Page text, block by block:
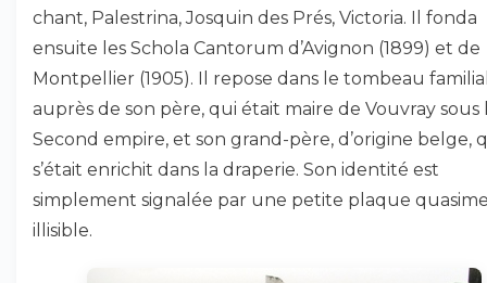
chant, Palestrina, Josquin des Prés, Victoria. Il fonda
ensuite les Schola Cantorum d’Avignon (1899) et de
Montpellier (1905). Il repose dans le tombeau
auprès de son père, qui était maire de Vouvray sous
Second empire, et son grand-père, d’origine belge,
s’était enrichit dans la draperie. Son identité est
simplement signalée par une petite plaque
illisible.